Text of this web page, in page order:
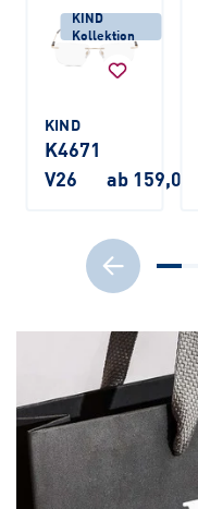
KIND
Kollektion
KIND
K4671
V26
ab 159,00 €